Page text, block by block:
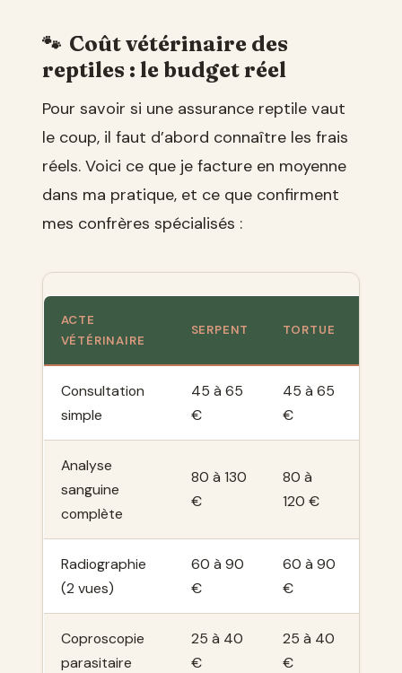
Coût vétérinaire des
reptiles : le budget réel
Pour savoir si une assurance reptile vaut
le coup, il faut d’abord connaître les frais
réels. Voici ce que je facture en moyenne
dans ma pratique, et ce que confirment
mes confrères spécialisés :
ACTE
VÉTÉRINAIRE
SERPENT TORTUE
Consultation
simple
45 à 65
€
45 à 65
€
Analyse
sanguine
complète
80 à 130
€
80 à
120 €
Radiographie
(2 vues)
60 à 90
€
60 à 90
€
Coproscopie
parasitaire
25 à 40
€
25 à 40
€